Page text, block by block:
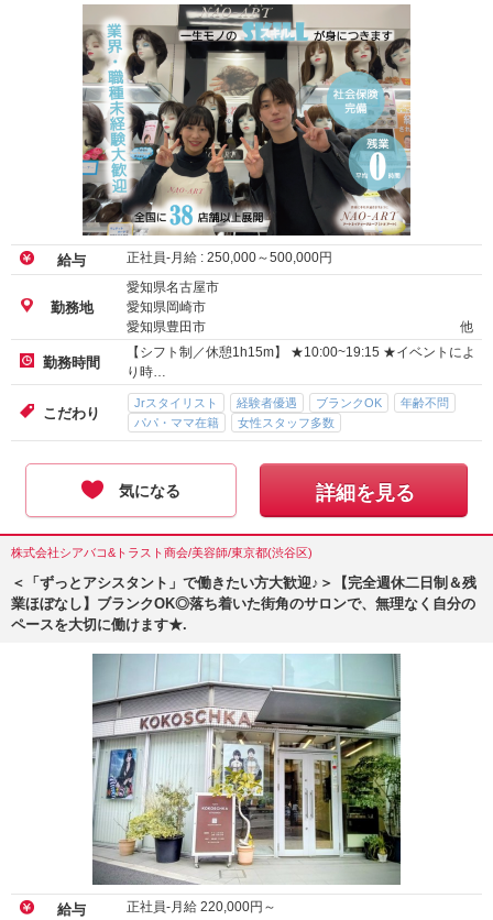
給与 正社員-月給 : 250,000～500,000円
勤務地
愛知県名古屋市
愛知県岡崎市
愛知県豊田市
他
勤務時間
【シフト制／休憩1h15m】 ★10:00~19:15 ★イベントによ
り時…
こだわり
Jrスタイリスト 経験者優遇 ブランクOK
年齢不問
パパ・ママ在籍
女性スタッフ多数
気になる 詳細を見る
株式会社シアバコ&トラスト商会/美容師/東京都(渋谷区)
＜「ずっとアシスタント」で働きたい方大歓迎♪＞【完全週休二日制＆残
業ほぼなし】ブランクOK◎落ち着いた街角のサロンで、無理なく自分の
ペースを大切に働けます★.
給与 正社員-月給 220,000円～